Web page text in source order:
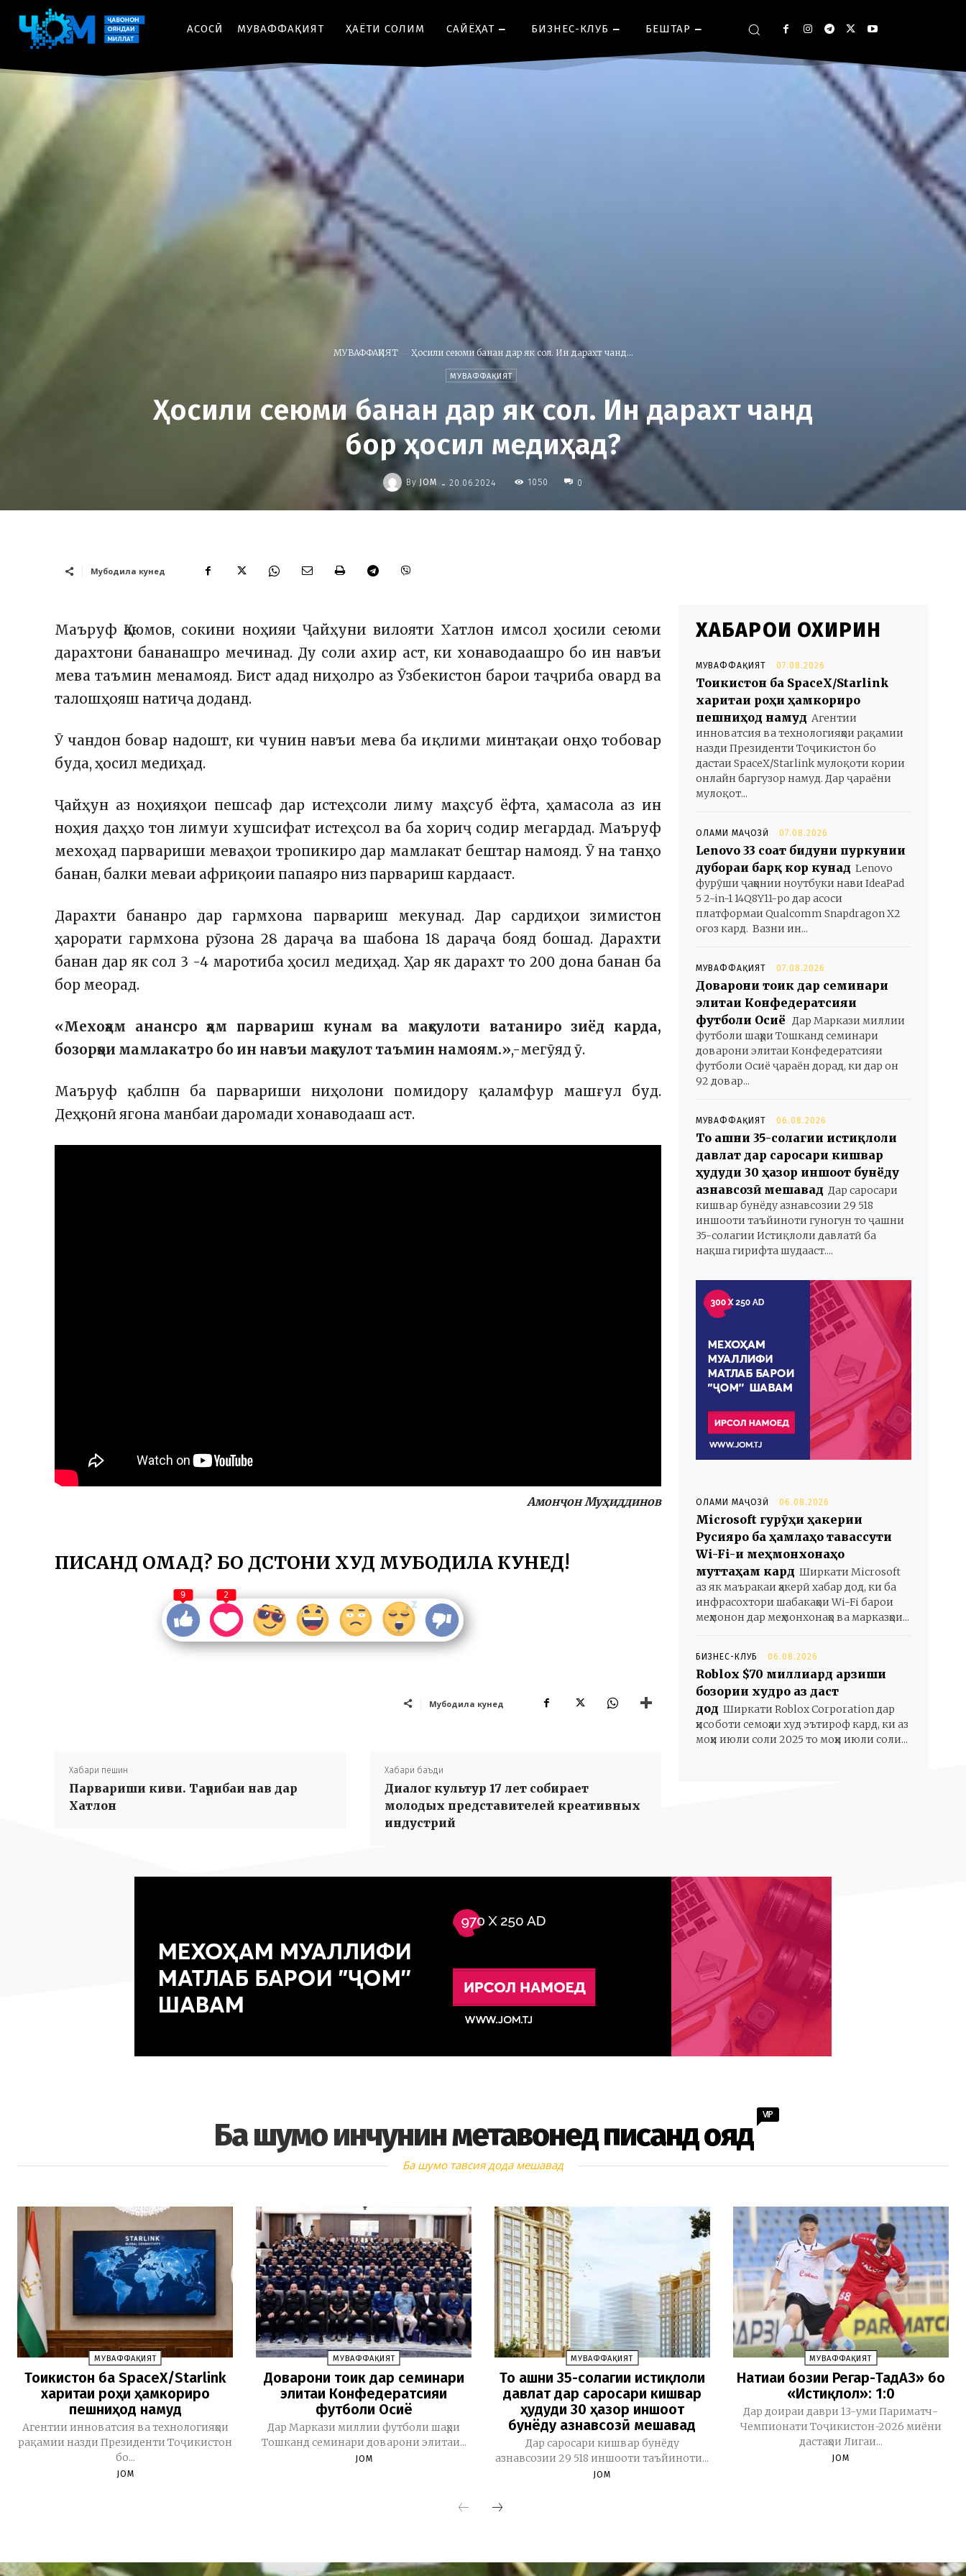
АСОСӢ МУВАФФАҚИЯТ ҲАЁТИ СОЛИМ CАЙЁҲАТ БИЗНЕС-КЛУБ БЕШТАР
МУВАФФАҚИЯТ Ҳосили сеюми банан дар як сол. Ин дарахт чанд...
МУВАФФАҚИЯТ
Ҳосили сеюми банан дар як сол. Ин дарахт чанд
бор ҳосил медиҳад?
By JOM - 20.06.2024 1050 0
Мубодила кунед
Маъруф Қаюмов, сокини ноҳияи Ҷайҳуни вилояти Хатлон имсол ҳосили сеюми
дарахтони бананашро мечинад. Ду соли ахир аст, ки хонаводаашро бо ин навъи
мева таъмин менамояд. Бист адад ниҳолро аз Ӯзбекистон барои таҷриба овард ва
талошҳояш натиҷа доданд.
Ӯ чандон бовар надошт, ки чунин навъи мева ба иқлими минтақаи онҳо тобовар
буда, ҳосил медиҳад.
Ҷайҳун аз ноҳияҳои пешсаф дар истеҳсоли лиму маҳсуб ёфта, ҳамасола аз ин
ноҳия даҳҳо тон лимуи хушсифат истеҳсол ва ба хориҷ содир мегардад. Маъруф
мехоҳад парвариши меваҳои тропикиро дар мамлакат бештар намояд. Ӯ на танҳо
банан, балки меваи африқоии папаяро низ парвариш кардааст.
Дарахти бананро дар гармхона парвариш мекунад. Дар сардиҳои зимистон
ҳарорати гармхона рӯзона 28 дараҷа ва шабона 18 дараҷа бояд бошад. Дарахти
банан дар як сол 3 -4 маротиба ҳосил медиҳад. Ҳар як дарахт то 200 дона банан ба
бор меорад.
«Мехоҳам анансро ҳам парвариш кунам ва маҳсулоти ватаниро зиёд карда,
бозорҳои мамлакатро бо ин навъи маҳсулот таъмин намоям.»,-мегӯяд ӯ.
Маъруф қаблпн ба парвариши ниҳолони помидору қаламфур машғул буд.
Деҳқонӣ ягона манбаи даромади хонаводааш аст.
Амонҷон Муҳиддинов
ПИСАНД ОМАД? БО ДӮСТОНИ ХУД МУБОДИЛА КУНЕД!
9 2
Мубодила кунед
Хабари пешин
Парвариши киви. Таҷрибаи нав дар
Хатлон
Хабари баъди
Диалог культур 17 лет собирает
молодых представителей креативных
индустрий
ХАБАРҲОИ ОХИРИН
МУВАФФАҚИЯТ 07.08.2026
Тоҷикистон ба SpaceX/Starlink
харитаи роҳи ҳамкориро
пешниҳод намуд Агентии
инноватсия ва технологияҳои рақамии
назди Президенти Тоҷикистон бо
дастаи SpaceX/Starlink мулоқоти кории
онлайн баргузор намуд. Дар ҷараёни
мулоқот...
ОЛАМИ МАҶОЗӢ 07.08.2026
Lenovo 33 соат бидуни пуркунии
дубораи барқ кор кунад Lenovo
фурӯши ҷаҳонии ноутбуки нави IdeaPad
5 2-in-1 14Q8Y11-ро дар асоси
платформаи Qualcomm Snapdragon X2
оғоз кард. Вазни ин...
МУВАФФАҚИЯТ 07.08.2026
Доварони тоҷик дар семинари
элитаи Конфедератсияи
футболи Осиё Дар Маркази миллии
футболи шаҳри Тошканд семинари
доварони элитаи Конфедератсияи
футболи Осиё ҷараён дорад, ки дар он
92 довар...
МУВАФФАҚИЯТ 06.08.2026
То ҷашни 35-солагии истиқлоли
давлат дар саросари кишвар
ҳудуди 30 ҳазор иншоот бунёду
азнавсозӣ мешавад Дар саросари
кишвар бунёду азнавсозии 29 518
иншооти таъйиноти гуногун то ҷашни
35-солагии Истиқлоли давлатӣ ба
нақша гирифта шудааст....
ОЛАМИ МАҶОЗӢ 06.08.2026
Microsoft гурӯҳи ҳакерии
Русияро ба ҳамлаҳо тавассути
Wi-Fi-и меҳмонхонаҳо
муттаҳам кард Ширкати Microsoft
аз як маъракаи ҳакерӣ хабар дод, ки ба
инфрасохтори шабакаҳои Wi-Fi барои
меҳмонон дар меҳмонхонаҳо ва марказҳои...
БИЗНЕС-КЛУБ 06.08.2026
Roblox $70 миллиард арзиши
бозории худро аз даст
дод Ширкати Roblox Corporation дар
ҳисоботи семоҳаи худ эътироф кард, ки аз
моҳи июли соли 2025 то моҳи июли соли...
Ба шумо инчунин метавонед писанд ояд
VIP
Ба шумо тавсия дода мешавад
МУВАФФАҚИЯТ
Тоҷикистон ба SpaceX/Starlink
харитаи роҳи ҳамкориро
пешниҳод намуд
Агентии инноватсия ва технологияҳои
рақамии назди Президенти Тоҷикистон
бо...
JOM
МУВАФФАҚИЯТ
Доварони тоҷик дар семинари
элитаи Конфедератсияи
футболи Осиё
Дар Маркази миллии футболи шаҳри
Тошканд семинари доварони элитаи...
JOM
МУВАФФАҚИЯТ
То ҷашни 35-солагии истиқлоли
давлат дар саросари кишвар
ҳудуди 30 ҳазор иншоот
бунёду азнавсозӣ мешавад
Дар саросари кишвар бунёду
азнавсозии 29 518 иншооти таъйиноти...
JOM
МУВАФФАҚИЯТ
Натиҷаи бозии Регар-ТадАЗ» бо
«Истиқлол»: 1:0
Дар доираи даври 13-уми Париматч-
Чемпионати Тоҷикистон-2026 миёни
дастаҳои Лигаи...
JOM